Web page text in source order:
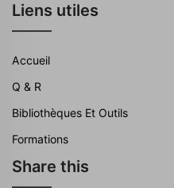
Liens utiles
Accueil
Q & R
Bibliothèques Et Outils
Formations
Share this